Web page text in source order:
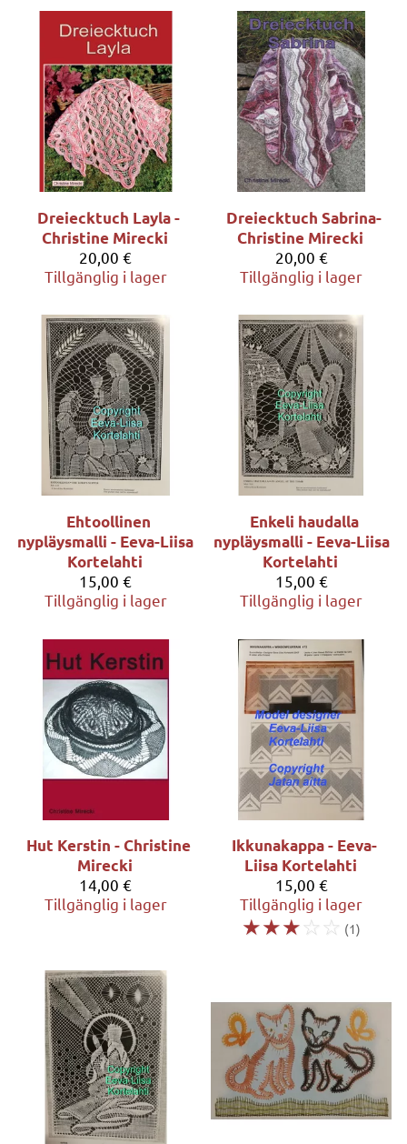
Dreiecktuch Layla -
Christine Mirecki
20,00 €
Tillgänglig i lager
Dreiecktuch Sabrina-
Christine Mirecki
20,00 €
Tillgänglig i lager
Ehtoollinen
nypläysmalli - Eeva-Liisa
Kortelahti
15,00 €
Tillgänglig i lager
Enkeli haudalla
nypläysmalli - Eeva-Liisa
Kortelahti
15,00 €
Tillgänglig i lager
Hut Kerstin - Christine
Mirecki
14,00 €
Tillgänglig i lager
Ikkunakappa - Eeva-
Liisa Kortelahti
15,00 €
Tillgänglig i lager
☆☆☆☆ ☆ (1)